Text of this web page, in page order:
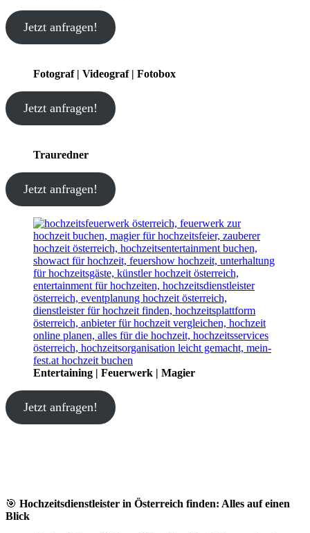
Jetzt anfragen!
Fotograf | Videograf | Fotobox
Jetzt anfragen!
Trauredner
Jetzt anfragen!
Entertaining | Feuerwerk | Magier
Jetzt anfragen!
🎯 Hochzeitsdienstleister in Österreich finden: Alles auf einen
Blick